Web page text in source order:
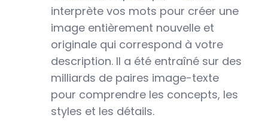
interprète vos mots pour créer une
image entièrement nouvelle et
originale qui correspond à votre
description. Il a été entraîné sur des
milliards de paires image-texte
pour comprendre les concepts, les
styles et les détails.